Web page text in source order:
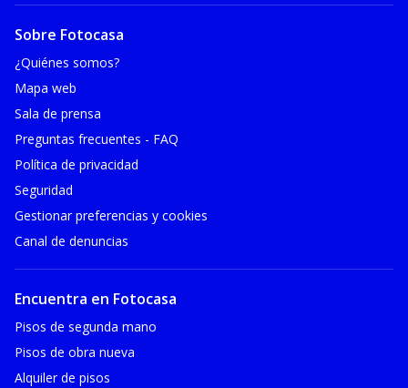
Sobre Fotocasa
¿Quiénes somos?
Mapa web
Sala de prensa
Preguntas frecuentes - FAQ
Política de privacidad
Seguridad
Gestionar preferencias y cookies
Canal de denuncias
Encuentra en Fotocasa
Pisos de segunda mano
Pisos de obra nueva
Alquiler de pisos